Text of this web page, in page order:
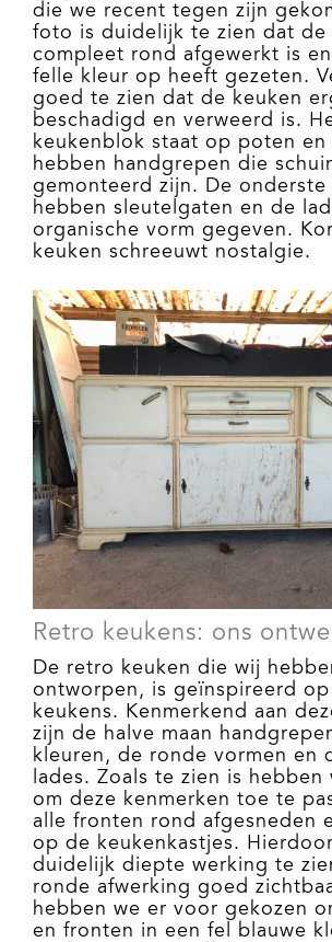
die we recent tegen zijn
foto is duidelijk te zien dat de
compleet rond afgewerkt is
felle kleur op heeft gezeten.
goed te zien dat de keuken
beschadigd en verweerd is.
keukenblok staat op poten
hebben handgrepen die
gemonteerd zijn. De onderste
hebben sleutelgaten en de
organische vorm gegeven.
keuken schreeuwt nostalgie.
Retro keukens: ons
De retro keuken die wij
ontworpen, is geïnspireerd
keukens. Kenmerkend aan
zijn de halve maan
kleuren, de ronde vormen en
lades. Zoals te zien is hebben
om deze kenmerken toe te
alle fronten rond afgesneden
op de keukenkastjes.
duidelijk diepte werking te
ronde afwerking goed
hebben we er voor gekozen
en fronten in een fel blauwe